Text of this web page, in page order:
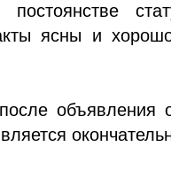
ясны и
объявления